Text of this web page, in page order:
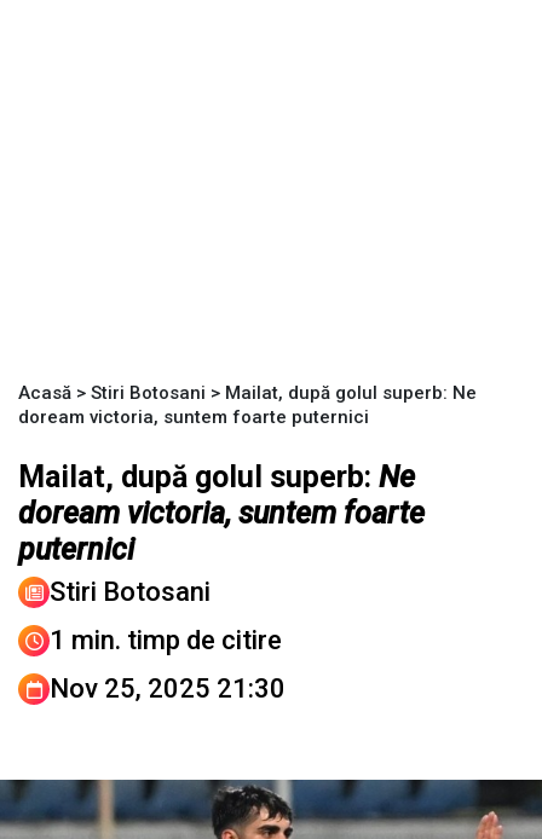
Acasă > Stiri Botosani > Mailat, după golul superb: Ne
doream victoria, suntem foarte puternici
Mailat, după golul superb: Ne
doream victoria, suntem foarte
puternici
Stiri Botosani
1 min. timp de citire
Nov 25, 2025 21:30